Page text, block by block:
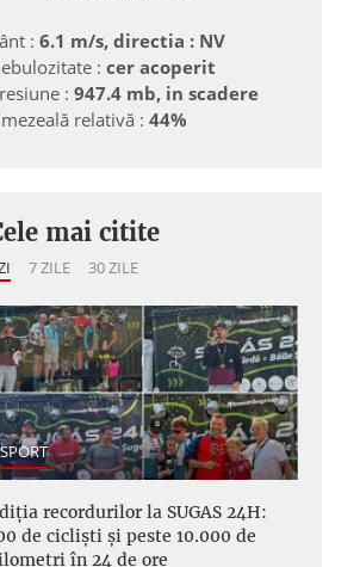
: 6.1 m/s, directia : NV
: cer acoperit
: 947.4 mb, in scadere
relativă : 44%
mai citite
7 ZILE 30 ZILE
SPORT
recordurilor la SUGAS 24H:
de cicliști și peste 10.000 de
în 24 de ore